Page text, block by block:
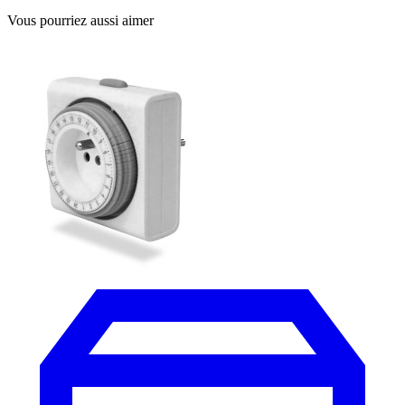
Vous pourriez aussi aimer